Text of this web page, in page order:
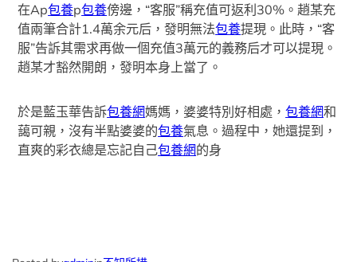
在Ap包養p包養傍邊，“客服”稱充值可返利30%。趙某充
值兩筆合計1.4萬余元后，發明無法包養提現。此時，“客
服”告訴其需求再做一個充值3萬元的義務后才可以提現。
趙某才豁然開朗，發明本身上當了。
於是藍玉華告訴包養網媽媽，婆婆特別好相處，包養網和
藹可親，沒有半點婆婆的包養氣息。過程中，她還提到，
直爽的彩衣總是忘記自己包養網的身